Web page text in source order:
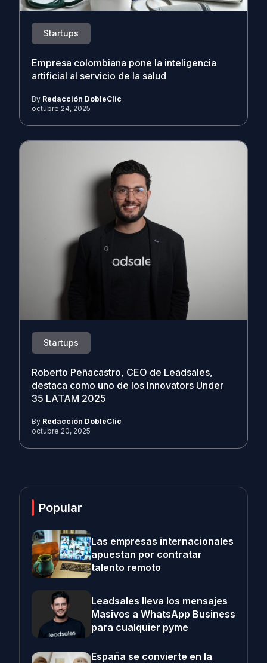
Startups
Empresa colombiana pone la inteligencia
artificial al servicio de la salud
By Redacción DobleClic
octubre 24, 2025
Startups
Roberto Peñacastro, CEO de Leadsales,
destaca como uno de los Innovators Under
35 LATAM 2025
By Redacción DobleClic
octubre 20, 2025
Popular
Las empresas internacionales
apuestan por contratar
talento remoto
Leadsales lleva los mensajes
Masivos a WhatsApp Business
para cualquier pyme
España se convierte en la